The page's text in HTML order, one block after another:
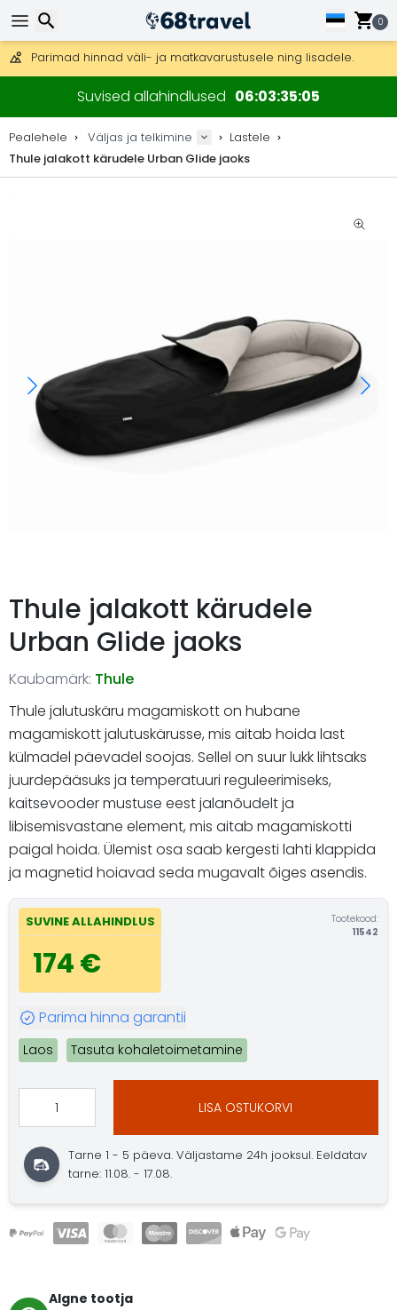
0
Saab saata ka DHL Expressi kaudu (kohaletoimetamine 24 tunni
30 päeva tagastamiseks, 90 päeva puidust kaartide ja
Parimad hinnad väli- ja matkavarustusele ning lisadele.
Suvised allahindlused 06033504
Pealehele Väljas ja telkimine
Lastele
Thule jalakott kärudele Urban Glide jaoks
Thule jalakott kärudele
Urban Glide jaoks
Kaubamärk: Thule
Thule jalutuskäru magamiskott on hubane
magamiskott jalutuskärusse, mis aitab hoida last
külmadel päevadel soojas. Sellel on suur lukk lihtsaks
juurdepääsuks ja temperatuuri reguleerimiseks,
kaitsevooder mustuse eest jalanõudelt ja
libisemisvastane element, mis aitab magamiskotti
paigal hoida. Ülemist osa saab kergesti lahti klappida
ja magnetid hoiavad seda mugavalt õiges asendis.
SUVINE ALLAHINDLUS
174 €
Tootekood:
11542
Parima hinna garantii
Laos Tasuta kohaletoimetamine
LISA OSTUKORVI
Tarne 1 - 5 päeva. Väljastame 24h jooksul. Eeldatav
tarne: 11.08. - 17.08.
Algne tootja